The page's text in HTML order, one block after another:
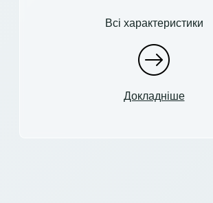
Всі характеристики
Докладніше